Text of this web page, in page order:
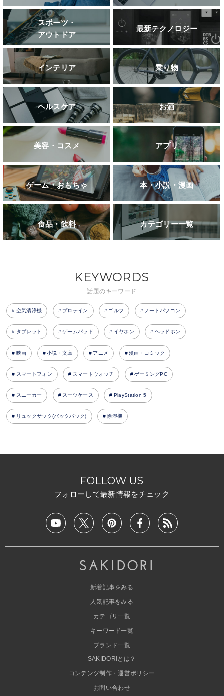
スポーツ・
アウトドア
最新テクノロジー
インテリア 乗り物
ヘルスケア お酒
美容・コスメ アプリ
ゲーム・おもちゃ 本・小説・漫画
食品・飲料 カテゴリー一覧
KEYWORDS
話題のキーワード
空気清浄機 プロテイン ゴルフ ノートパソコン
タブレット ゲームパッド イヤホン ヘッドホン
映画 小説・文庫 アニメ 漫画・コミック
スマートフォン スマートウォッチ ゲーミングPC
スニーカー スーツケース PlayStation 5
リュックサック(バックパック) 除湿機
FOLLOW US
フォローして最新情報をチェック
新着記事をみる
人気記事をみる
カテゴリ一覧
キーワード一覧
ブランド一覧
SAKIDORIとは？
コンテンツ制作・運営ポリシー
お問い合わせ